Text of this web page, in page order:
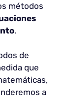
métodos
.
de
que
a